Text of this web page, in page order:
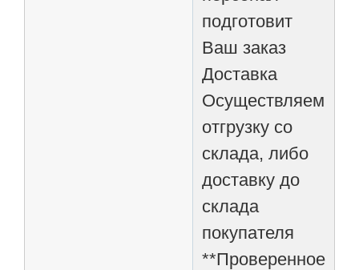
подготовит
Ваш заказ
Доставка
Осуществляем
отгрузку со
склада, либо
доставку до
склада
покупателя
**Проверенное